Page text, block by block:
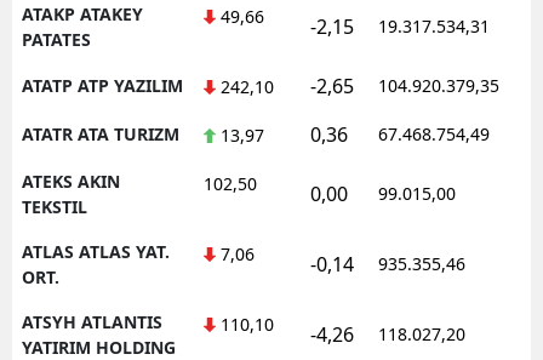
ATAKP ATAKEY
PATATES
49,66 -2,15 19.317.534,31
ATATP ATP YAZILIM 242,10 -2,65 104.920.379,35
ATATR ATA TURIZM 13,97 0,36 67.468.754,49
ATEKS AKIN
TEKSTIL
102,50 0,00 99.015,00
ATLAS ATLAS YAT.
ORT.
7,06 -0,14 935.355,46
ATSYH ATLANTIS
YATIRIM HOLDING
110,10 -4,26 118.027,20